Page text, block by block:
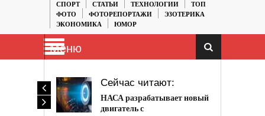
СПОРТ
СТАТЬИ ТЕХНОЛОГИИ
ТОП
ФОТО
ФОТОРЕПОРТАЖИ
ЭЗОТЕРИКА
ЭКОНОМИКА
ЮМОР
Меню
Сейчас читают:
НАСА разрабатывает новый
двигатель с